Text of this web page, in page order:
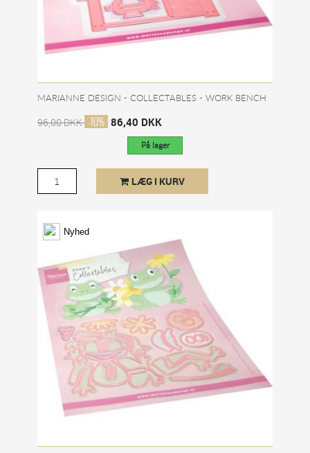
MARIANNE DESIGN - COLLECTABLES - WORK BENCH
96,00 DKK -10% 86,40 DKK
På lager
LÆG I KURV
Nyhed